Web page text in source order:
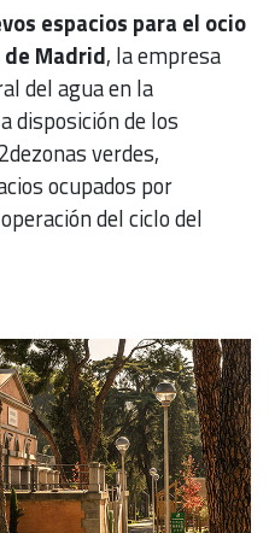
espacios para el ocio
Madrid, la empresa
del agua en la
disposición de los
verdes,
ocupados por
del ciclo del